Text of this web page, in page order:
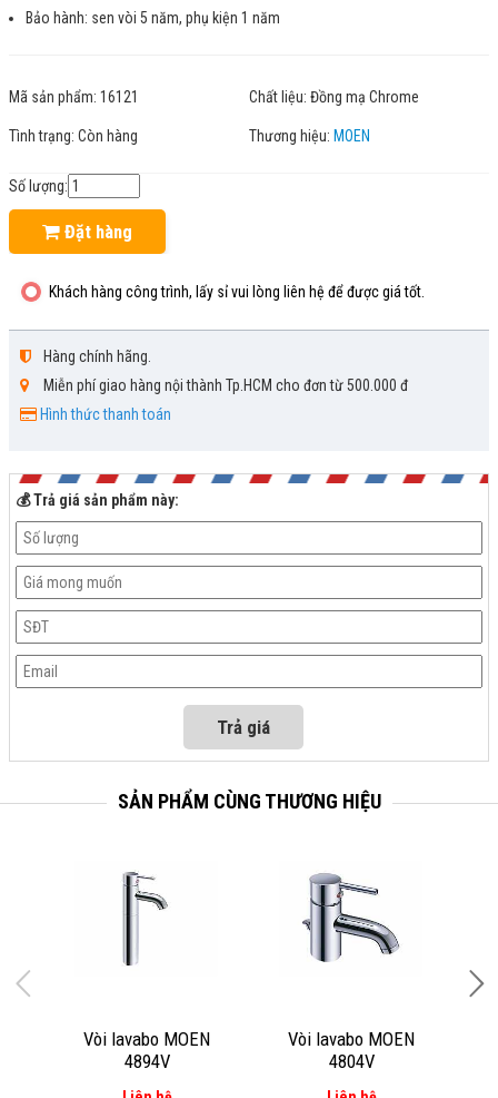
Bảo hành: sen vòi 5 năm, phụ kiện 1 năm
Mã sản phẩm: 16121 Chất liệu: Đồng mạ Chrome
Tình trạng: Còn hàng Thương hiệu: MOEN
Số lượng:
Đặt hàng
Khách hàng công trình, lấy sỉ vui lòng liên hệ để được giá tốt.
Hàng chính hãng.
Miễn phí giao hàng nội thành Tp.HCM cho đơn từ 500.000 đ
Hình thức thanh toán
💰 Trả giá sản phẩm này:
SẢN PHẨM CÙNG THƯƠNG HIỆU
Vòi lavabo MOEN
4894V
Vòi lavabo MOEN
4804V